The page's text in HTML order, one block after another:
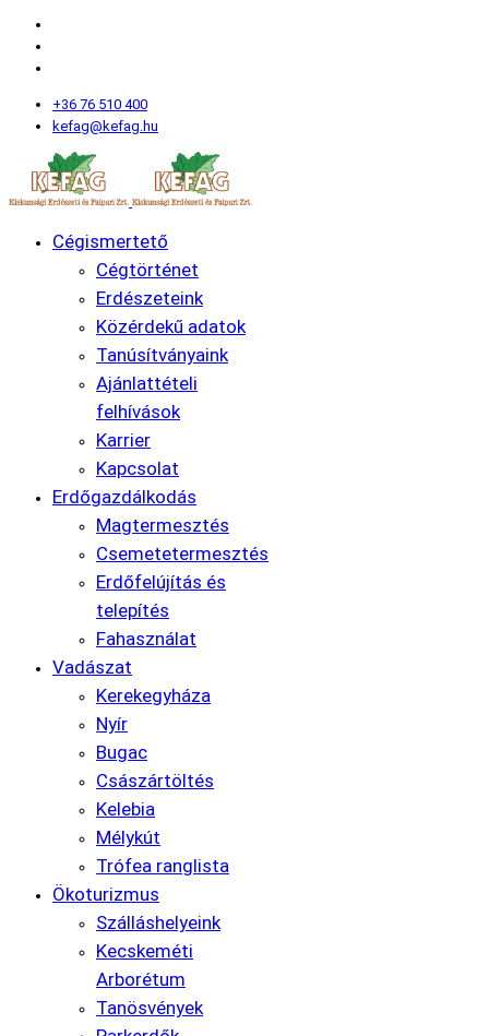
+36 76 510 400
kefag@kefag.hu
Cégismertető
Cégtörténet
Erdészeteink
Közérdekű adatok
Tanúsítványaink
Ajánlattételi
felhívások
Karrier
Kapcsolat
Erdőgazdálkodás
Magtermesztés
Csemetetermesztés
Erdőfelújítás és
telepítés
Fahasználat
Vadászat
Kerekegyháza
Nyír
Bugac
Császártöltés
Kelebia
Mélykút
Trófea ranglista
Ökoturizmus
Szálláshelyeink
Kecskeméti
Arborétum
Tanösvények